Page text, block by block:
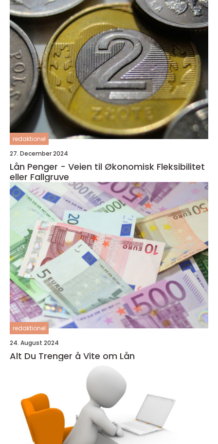
redaktionel
27. December 2024
Lån Penger - Veien til Økonomisk Fleksibilitet
eller Fallgruve
redaktionel
24. August 2024
Alt Du Trenger å Vite om Lån